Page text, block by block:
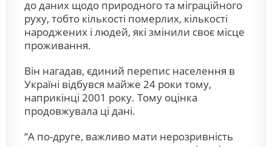
до даних щодо природного та міграційного
руху, тобто кількості померлих, кількості
народжених і людей, які змінили своє місце
проживання.
Він нагадав, єдиний перепис населення в
Україні відбувся майже 24 роки тому,
наприкінці 2001 року. Тому оцінка
продовжувала ці дані.
“А по-друге, важливо мати нерозривність